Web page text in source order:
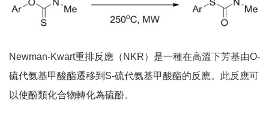
Newman-Kwart重排反應（NKR）是一種在高溫下芳基由O-
硫代氨基甲酸酯遷移到S-硫代氨基甲酸酯的反應。此反應可
以使酚類化合物轉化為硫酚。